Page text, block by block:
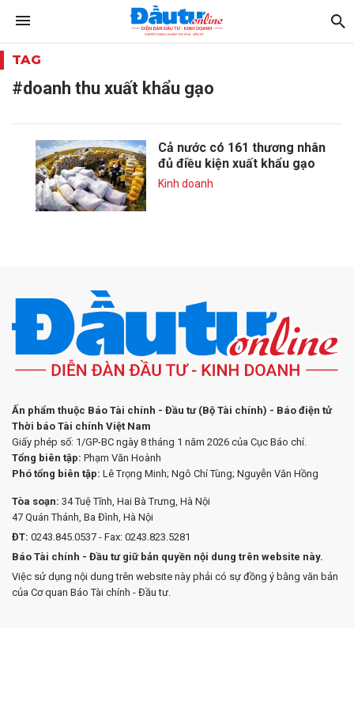
TAG
#doanh thu xuất khẩu gạo
Cả nước có 161 thương nhân
đủ điều kiện xuất khẩu gạo
Kinh doanh
Ấn phẩm thuộc Báo Tài chính - Đầu tư (Bộ Tài chính) - Báo điện tử
Thời báo Tài chính Việt Nam
Giấy phép số: 1/GP-BC ngày 8 tháng 1 năm 2026 của Cục Báo chí.
Tổng biên tập: Phạm Văn Hoành
Phó tổng biên tập: Lê Trọng Minh; Ngô Chí Tùng; Nguyễn Văn Hồng
Tòa soạn: 34 Tuệ Tĩnh, Hai Bà Trưng, Hà Nội
47 Quán Thánh, Ba Đình, Hà Nội
ĐT: 0243.845.0537 - Fax: 0243.823.5281
Báo Tài chính - Đầu tư giữ bản quyền nội dung trên website này.
Việc sử dụng nội dung trên website này phải có sự đồng ý bằng văn bản
của Cơ quan Báo Tài chính - Đầu tư.